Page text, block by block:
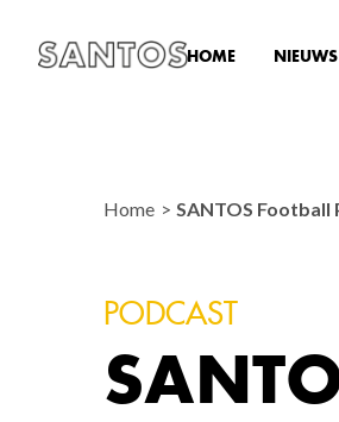
HOME NIEUWS
Home SANTOS Football
PODCAST